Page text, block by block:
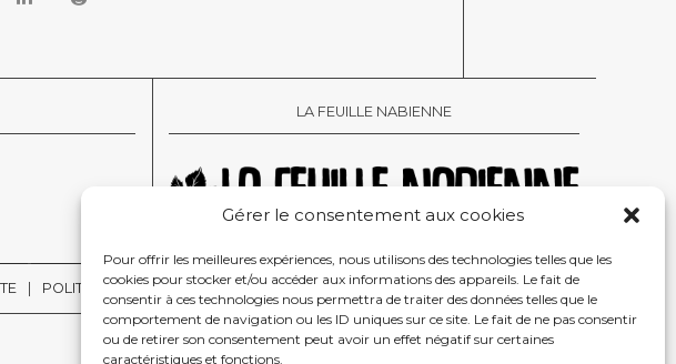
Gérer le consentement aux cookies
Pour offrir les meilleures expériences, nous utilisons des technologies telles que les
cookies pour stocker et/ou accéder aux informations des appareils. Le fait de
consentir à ces technologies nous permettra de traiter des données telles que le
comportement de navigation ou les ID uniques sur ce site. Le fait de ne pas consentir
ou de retirer son consentement peut avoir un effet négatif sur certaines
caractéristiques et fonctions.
LA FEUILLE NABIENNE
POLITIQUE DE CONFIDENTIALITÉ